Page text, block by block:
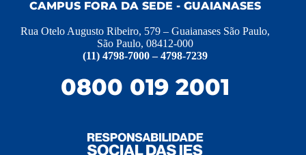
CAMPUS FORA DA SEDE - GUAIANASES
Rua Otelo Augusto Ribeiro, 579 – Guaianases São Paulo,
São Paulo, 08412-000
(11) 4798-7000 – 4798-7239
0800 019 2001